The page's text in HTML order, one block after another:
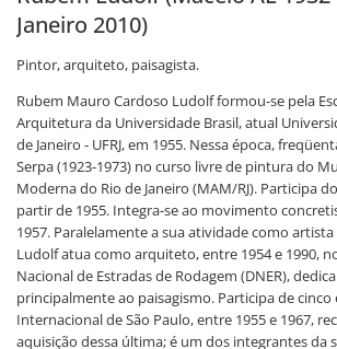
Janeiro 2010)
Pintor, arquiteto, paisagista.
Rubem Mauro Cardoso Ludolf formou-se pela
Arquitetura da Universidade Brasil, atual
de Janeiro - UFRJ, em 1955. Nessa época,
Serpa (1923-1973) no curso livre de pintura do
Moderna do Rio de Janeiro (MAM/RJ). Participa
partir de 1955. Integra-se ao movimento
1957. Paralelamente a sua atividade como
Ludolf atua como arquiteto, entre 1954 e 1990,
Nacional de Estradas de Rodagem (DNER),
principalmente ao paisagismo. Participa de cinco
Internacional de São Paulo, entre 1955 e 1967,
aquisição dessa última; é um dos integrantes da